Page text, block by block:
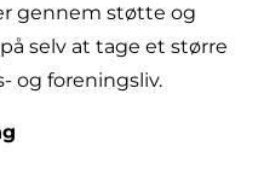
gennem støtte og
selv at tage et større
og foreningsliv.